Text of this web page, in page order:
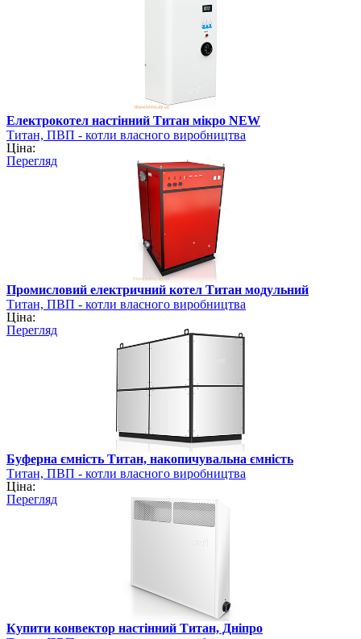
Електрокотел настінний Титан мікро NEW
Титан, ПВП - котли власного виробництва
Ціна:
Перегляд
Промисловий електричний котел Титан модульний
Титан, ПВП - котли власного виробництва
Ціна:
Перегляд
Буферна ємність Титан, накопичувальна ємність
Титан, ПВП - котли власного виробництва
Ціна:
Перегляд
Купити конвектор настінний Титан, Дніпро